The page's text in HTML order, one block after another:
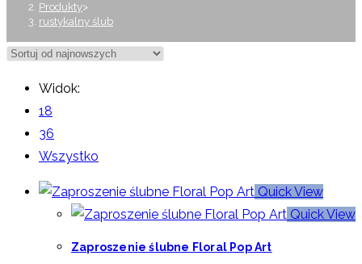
Produkty>
rustykalny ślub
Widok:
18
36
Wszystko
Quick View
Quick View
Zaproszenie ślubne Floral Pop Art